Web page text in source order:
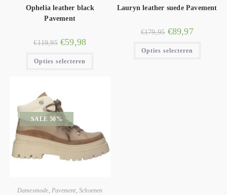
Ophelia leather black
Pavement
€119,95 €59,98
Opties selecteren
Lauryn leather suede Pavement
€179,95 €89,97
Opties selecteren
SALE 50%
Damesmode, Pavement,Schoenen